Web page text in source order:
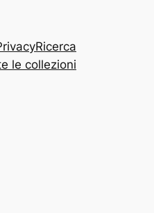
Ricerca
le collezioni